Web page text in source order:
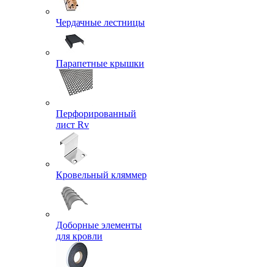
Чердачные лестницы
Парапетные крышки
Перфорированный
лист Rv
Кровельный кляммер
Доборные элементы
для кровли